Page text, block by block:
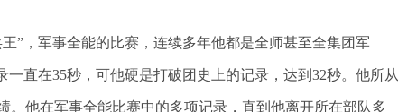
”，军事全能的比赛，连续多年他都是全师甚至全集团军
直在35秒，可他硬是打破团史上的记录，达到32秒。他所从
。他在军事全能比赛中的多项记录，直到他离开所在部队多